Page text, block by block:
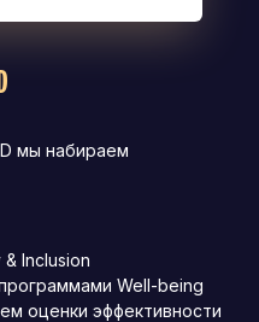
мы набираем
Inclusion
Well-being
оценки эффективности